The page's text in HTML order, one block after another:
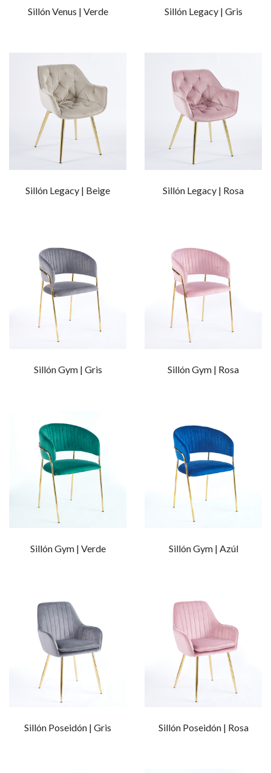
Sillón Venus | Verde Sillón Legacy | Gris
Sillón Legacy | Beige Sillón Legacy | Rosa
Sillón Gym | Gris Sillón Gym | Rosa
Sillón Gym | Verde Sillón Gym | Azúl
Sillón Poseidón | Gris Sillón Poseidón | Rosa